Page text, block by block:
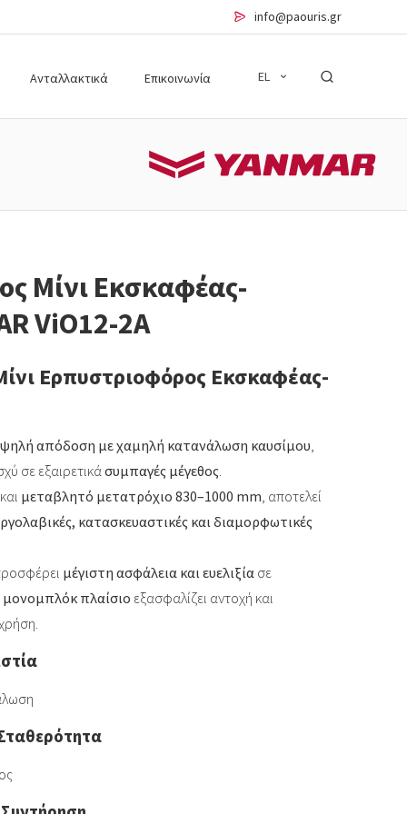
info@paouris.gr
Ανταλλακτικά Επικοινωνία EL
Μίνι Εκσκαφέας-
ViO12-2A
Ερπυστριοφόρος Εκσκαφέας-
απόδοση με χαμηλή κατανάλωση καυσίμου,
σε εξαιρετικάσυμπαγές μέγεθος.
και μεταβλητό μετατρόχιο 830–1000 mm, αποτελεί
κατασκευαστικές και διαμορφωτικές
μέγιστη ασφάλεια και ευελιξία σε
μονομπλόκ πλαίσιο εξασφαλίζει αντοχή και